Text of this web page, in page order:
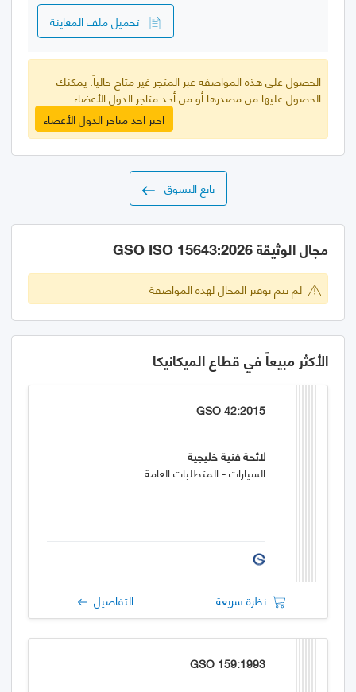
تحميل ملف المعاينة
الحصول على هذه المواصفة عبر المتجر غير متاح حالياً. يمكنك
الحصول عليها من مصدرها أو من أحد متاجر الدول الأعضاء.
اختر احد متاجر الدول الأعضاء
تابع التسوق
مجال الوثيقة GSO ISO 15643:2026
لم يتم توفير المجال لهذه المواصفة
الأكثر مبيعاً في قطاع الميكانيكا
GSO 42:2015
لائحة فنية خليجية
السيارات - المتطلبات العامة
نظرة سريعة التفاصيل
GSO 159:1993